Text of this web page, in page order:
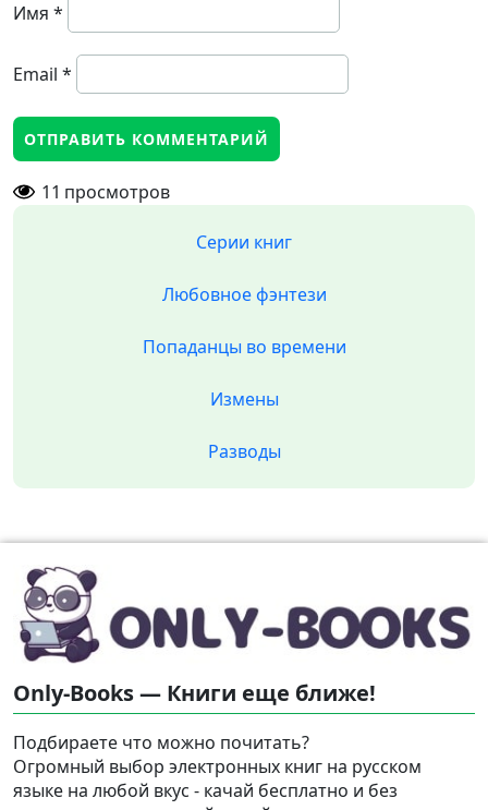
Имя *
Email *
11 просмотров
Серии книг
Любовное фэнтези
Попаданцы во времени
Измены
Разводы
Only-Books — Книги еще ближе!
Подбираете что можно почитать?
Огромный выбор электронных книг на русском
языке на любой вкус - качай бесплатно и без